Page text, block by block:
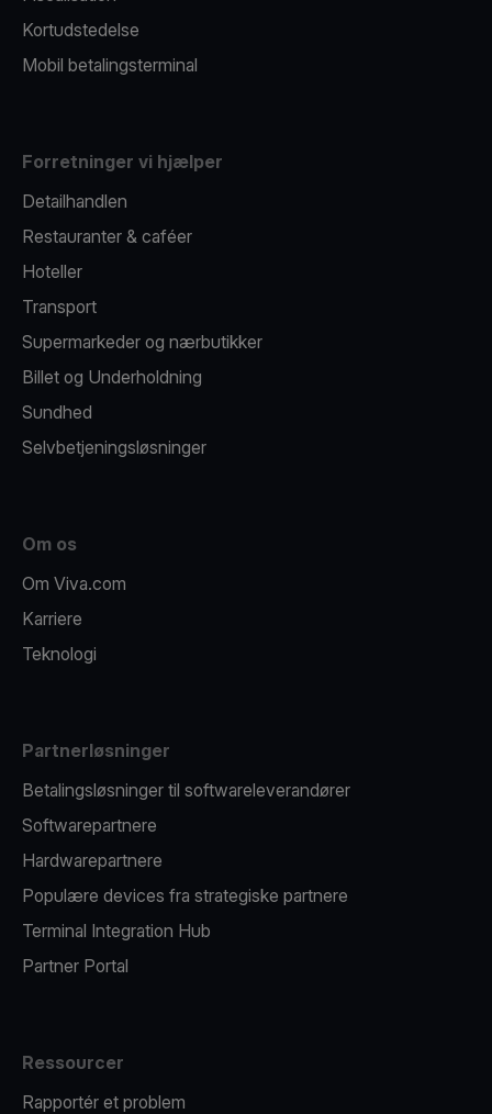
Kortudstedelse
Mobil betalingsterminal
Forretninger vi hjælper
Detailhandlen
Restauranter & caféer
Hoteller
Transport
Supermarkeder og nærbutikker
Billet og Underholdning
Sundhed
Selvbetjeningsløsninger
Om os
Om Viva.com
Karriere
Teknologi
Partnerløsninger
Betalingsløsninger til softwareleverandører
Softwarepartnere
Hardwarepartnere
Populære devices fra strategiske partnere
Terminal Integration Hub
Partner Portal
Ressourcer
Rapportér et problem